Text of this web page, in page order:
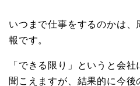
いつまで仕事をするのかは
報です。
「できる限り」というと会
聞こえますが、結果的に今